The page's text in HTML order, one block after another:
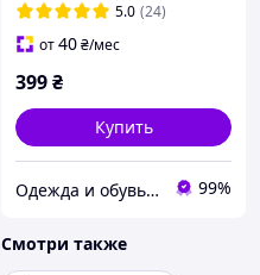
5.0 (24)
от40₴/мес
399₴
Купить
Одежда и обувь для рыбаков и охотников, спецодежда от производителя 99%
Смотри также